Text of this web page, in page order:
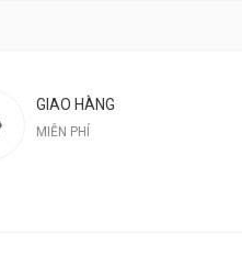
GIAO HÀNG
MIỄN PHÍ